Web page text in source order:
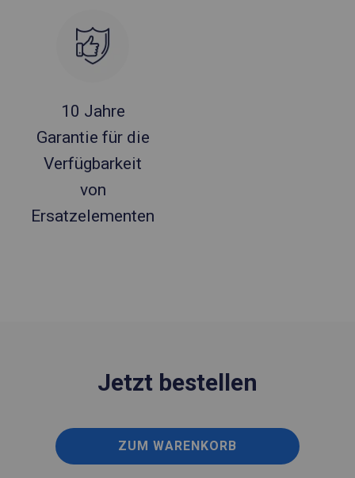
10 Jahre
Garantie für die
Verfügbarkeit
von
Ersatzelementen
Jetzt bestellen
ZUM WARENKORB